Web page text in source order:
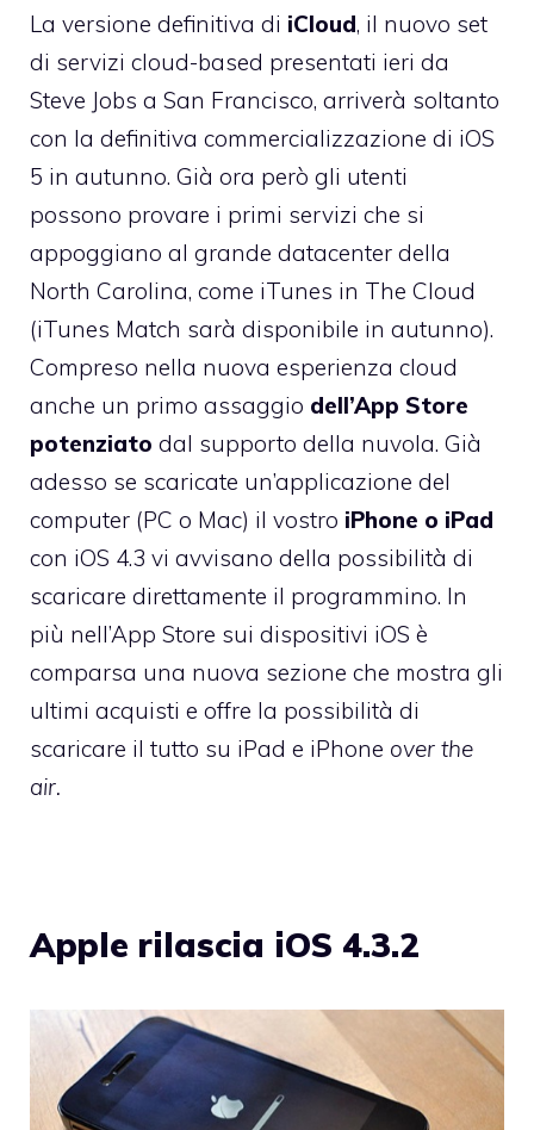
La versione definitiva di iCloud, il nuovo set
di servizi cloud-based presentati ieri da
Steve Jobs a San Francisco, arriverà soltanto
con la definitiva commercializzazione di iOS
5 in autunno. Già ora però gli utenti
possono provare i primi servizi che si
appoggiano al grande datacenter della
North Carolina, come iTunes in The Cloud
(iTunes Match sarà disponibile in autunno).
Compreso nella nuova esperienza cloud
anche un primo assaggio dell’App Store
potenziato dal supporto della nuvola. Già
adesso se scaricate un’applicazione del
computer (PC o Mac) il vostro iPhone o iPad
con iOS 4.3 vi avvisano della possibilità di
scaricare direttamente il programmino. In
più nell’App Store sui dispositivi iOS è
comparsa una nuova sezione che mostra gli
ultimi acquisti e offre la possibilità di
scaricare il tutto su iPad e iPhone over the
air.
Apple rilascia iOS 4.3.2